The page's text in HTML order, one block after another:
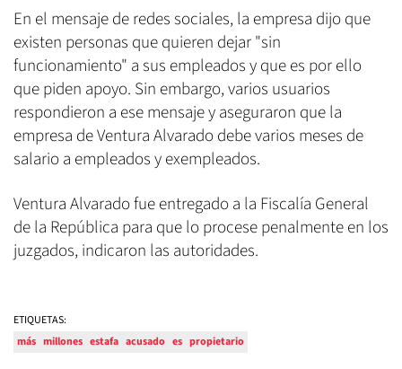
En el mensaje de redes sociales, la empresa dijo que
existen personas que quieren dejar "sin
funcionamiento" a sus empleados y que es por ello
que piden apoyo. Sin embargo, varios usuarios
respondieron a ese mensaje y aseguraron que la
empresa de Ventura Alvarado debe varios meses de
salario a empleados y exempleados.
Ventura Alvarado fue entregado a la Fiscalía General
de la República para que lo procese penalmente en los
juzgados, indicaron las autoridades.
ETIQUETAS:
más millones estafa acusado es propietario